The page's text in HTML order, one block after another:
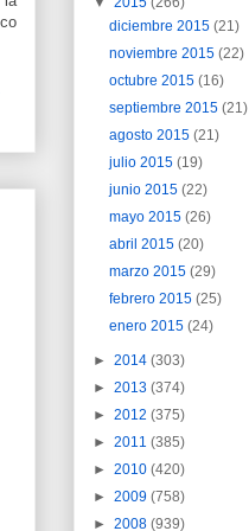
diciembre 2015(21)
noviembre 2015(22)
octubre 2015(16)
septiembre 2015(21)
agosto 2015(21)
julio 2015(19)
junio 2015(22)
mayo 2015(26)
abril 2015(20)
marzo 2015(29)
febrero 2015(25)
enero 2015(24)
► 2014 (303)
► 2013 (374)
► 2012 (375)
► 2011 (385)
► 2010 (420)
► 2009 (758)
► 2008 (939)